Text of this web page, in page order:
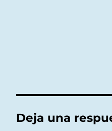
Deja una